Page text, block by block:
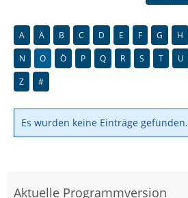
A Ä B C D E F G H
N
O Ö P Q R S T U
Z
#
Es wurden keine Einträge gefunden.
Aktuelle Programmversion